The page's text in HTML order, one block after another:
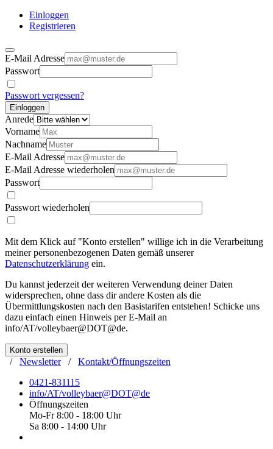
Einloggen
Registrieren
E-Mail Adresse
Passwort
Passwort vergessen?
Einloggen
Anrede
Vorname
Nachname
E-Mail Adresse
E-Mail Adresse wiederholen
Passwort
Passwort wiederholen
Mit dem Klick auf "Konto erstellen" willige ich in die Verarbeitung
meiner personenbezogenen Daten gemäß unserer
Datenschutzerklärung ein.
Du kannst jederzeit der weiteren Verwendung deiner Daten
widersprechen, ohne dass dir andere Kosten als die
Übermittlungskosten nach den Basistarifen entstehen! Schicke uns
dazu einfach einen Hinweis per E-Mail an
info/AT/volleybaer@DOT@de.
Konto erstellen
/ Newsletter/ Kontakt/Öffnungszeiten
0421-831115
info/AT/volleybaer@DOT@de
Öffnungszeiten
Mo-Fr 8:00 - 18:00 Uhr
Sa 8:00 - 14:00 Uhr